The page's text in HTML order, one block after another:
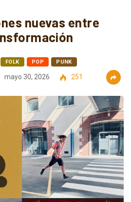
nuevas entre
FOLK POP PUNK
mayo 30, 2026 251